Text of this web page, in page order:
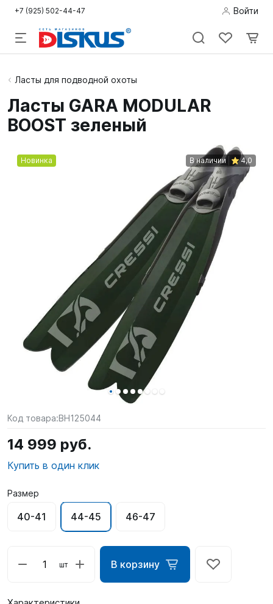
+7 (925) 502-44-47 Войти
Подводная
Дайвинг
Снорклинг /
Пляж
сёрфинг
Подарочные
Карты
Акции
Ласты для подводной охоты
Ласты GARA MODULAR
BOOST зеленый
Новинка В наличии 4,0
Код товара:BH125044
14 999 руб.
Купить в один клик
Размер
40-41 44-45 46-47
шт В корзину